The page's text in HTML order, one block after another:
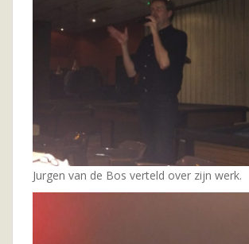
Jurgen van de Bos verteld over zijn werk.